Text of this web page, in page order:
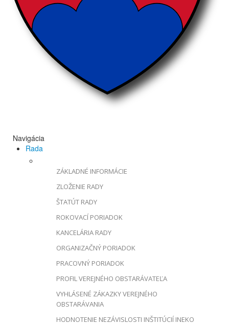
Navigácia
Rada
ZÁKLADNÉ INFORMÁCIE
ZLOŽENIE RADY
ŠTATÚT RADY
ROKOVACÍ PORIADOK
KANCELÁRIA RADY
ORGANIZAČNÝ PORIADOK
PRACOVNÝ PORIADOK
PROFIL VEREJNÉHO OBSTARÁVATEĽA
VYHLÁSENÉ ZÁKAZKY VEREJNÉHO
OBSTARÁVANIA
HODNOTENIE NEZÁVISLOSTI INŠTITÚCIÍ INEKO